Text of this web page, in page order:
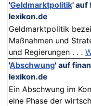
'Geldmarktpolitik' auf
lexikon.de
Geldmarktpolitik
Maßnahmen und
und Regierungen . . .
'Abschwung' auf
lexikon.de
Ein Abschwung im
eine Phase der